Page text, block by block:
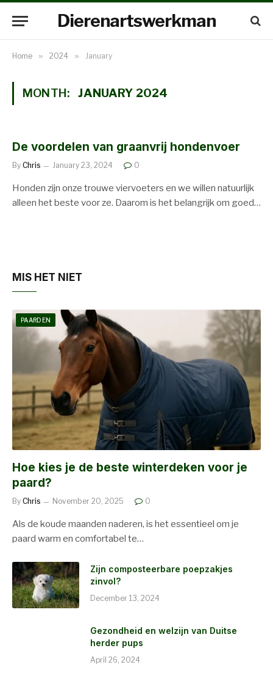
Dierenartswerkman
Home » 2024 » January
MONTH: JANUARY 2024
De voordelen van graanvrij hondenvoer
By Chris January 23, 2024 0
Honden zijn onze trouwe viervoeters en we willen natuurlijk
alleen het beste voor ze. Daarom is het belangrijk om goed…
MIS HET NIET
PAARDEN
Hoe kies je de beste winterdeken voor je
paard?
By Chris November 20, 2025 0
Als de koude maanden naderen, is het essentieel om je
paard warm en comfortabel te…
Zijn composteerbare poepzakjes
zinvol?
December 13, 2024
Gezondheid en welzijn van Duitse
herder pups
April 26, 2024